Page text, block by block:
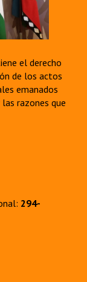
el derecho
de los actos
emanados
razones que
294-